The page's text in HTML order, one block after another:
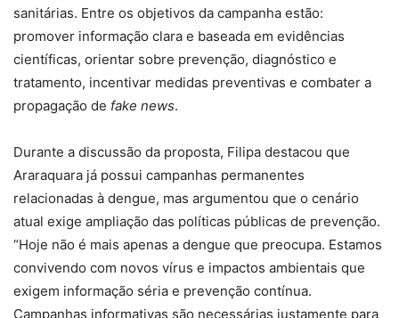
sanitárias. Entre os objetivos da campanha estão:
promover informação clara e baseada em evidências
científicas, orientar sobre prevenção, diagnóstico e
tratamento, incentivar medidas preventivas e combater a
propagação de fake news.
Durante a discussão da proposta, Filipa destacou que
Araraquara já possui campanhas permanentes
relacionadas à dengue, mas argumentou que o cenário
atual exige ampliação das políticas públicas de prevenção.
“Hoje não é mais apenas a dengue que preocupa. Estamos
convivendo com novos vírus e impactos ambientais que
exigem informação séria e prevenção contínua.
Campanhas informativas são necessárias justamente para